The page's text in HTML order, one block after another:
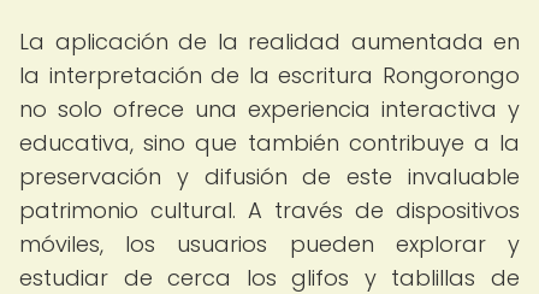
La aplicación de la realidad aumentada en
la interpretación de la escritura Rongorongo
no solo ofrece una experiencia interactiva y
educativa, sino que también contribuye a la
preservación y difusión de este invaluable
patrimonio cultural. A través de dispositivos
móviles, los usuarios pueden explorar y
estudiar de cerca los glifos y tablillas de